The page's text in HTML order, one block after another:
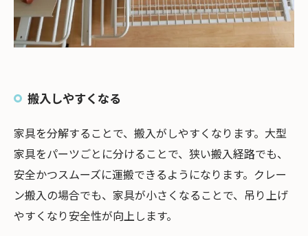
搬入しやすくなる
家具を分解することで、搬入がしやすくなります。大型
家具をパーツごとに分けることで、狭い搬入経路でも、
安全かつスムーズに運搬できるようになります。クレー
ン搬入の場合でも、家具が小さくなることで、吊り上げ
やすくなり安全性が向上します。